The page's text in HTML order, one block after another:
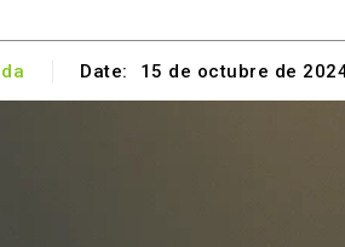
Date: 15 de octubre de